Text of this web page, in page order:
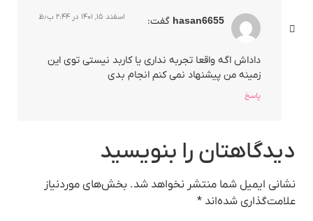
hasan6655 گفت: اسفند ۱۵, ۱۴۰۱ در ۲:۴۴ ب٫ظ
داداش اگه واقعا تجربه نداری یا کاربد نیستی توی این
زمینه من پیشنهاد نمی کنم انجام بدی
پاسخ
دیدگاهتان را بنویسید
نشانی ایمیل شما منتشر نخواهد شد. بخش‌های موردنیاز
علامت‌گذاری شده‌اند *